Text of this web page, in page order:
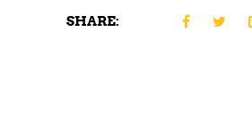
SHARE: